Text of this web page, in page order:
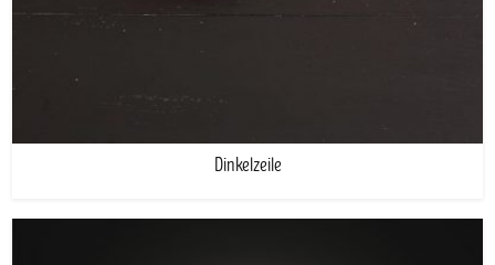
Dinkelzeile